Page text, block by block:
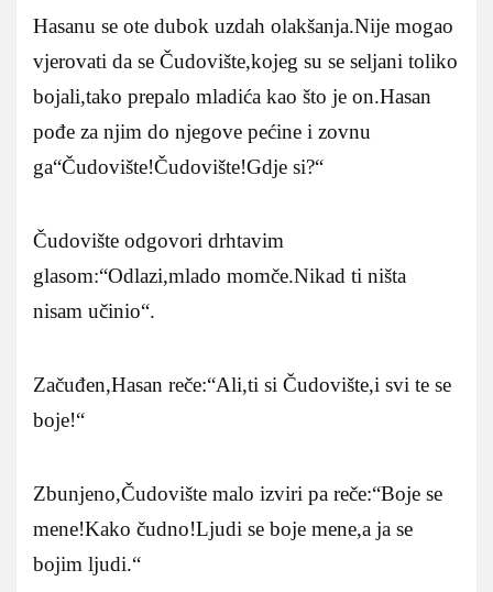
Hasanu se ote dubok uzdah olakšanja.Nije mogao
vjerovati da se Čudovište,kojeg su se seljani toliko
bojali,tako prepalo mladića kao što je on.Hasan
pođe za njim do njegove pećine i zovnu
ga“Čudovište!Čudovište!Gdje si?“
Čudovište odgovori drhtavim
glasom:“Odlazi,mlado momče.Nikad ti ništa
nisam učinio“.
Začuđen,Hasan reče:“Ali,ti si Čudovište,i svi te se
boje!“
Zbunjeno,Čudovište malo izviri pa reče:“Boje se
mene!Kako čudno!Ljudi se boje mene,a ja se
bojim ljudi.“